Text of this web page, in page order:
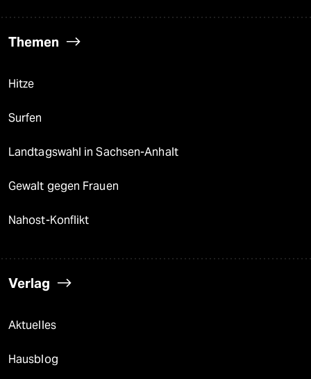
Themen
Hitze
Surfen
Landtagswahl in Sachsen-Anhalt
Gewalt gegen Frauen
Nahost-Konflikt
Verlag
Aktuelles
Hausblog